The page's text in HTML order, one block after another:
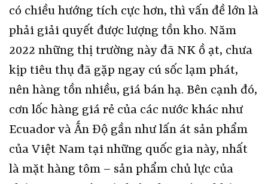
có chiều hướng tích cực hơn, thì vấn đề lớn là
phải giải quyết được lượng tồn kho. Năm
2022 những thị trường này đã NK ồ ạt, chưa
kịp tiêu thụ đã gặp ngay cú sốc lạm phát,
nên hàng tồn nhiều, giá bán hạ. Bên cạnh đó,
cơn lốc hàng giá rẻ của các nước khác như
Ecuador và Ấn Độ gần như lấn át sản phẩm
của Việt Nam tại những quốc gia này, nhất
là mặt hàng tôm – sản phẩm chủ lực của